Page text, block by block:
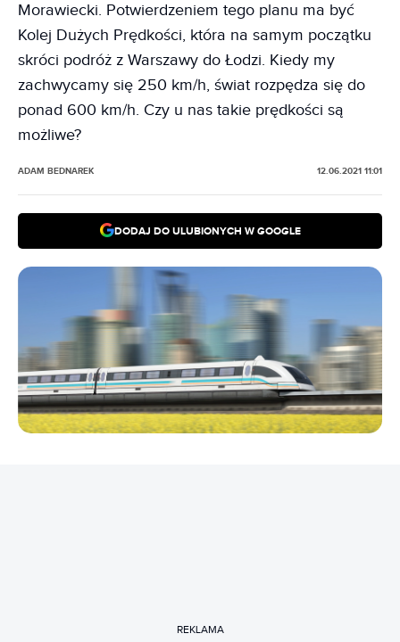
Morawiecki. Potwierdzeniem tego planu ma być
Kolej Dużych Prędkości, która na samym początku
skróci podróż z Warszawy do Łodzi. Kiedy my
zachwycamy się 250 km/h, świat rozpędza się do
ponad 600 km/h. Czy u nas takie prędkości są
możliwe?
ADAM BEDNAREK 12.06.2021 11:01
DODAJ DO ULUBIONYCH W GOOGLE
REKLAMA